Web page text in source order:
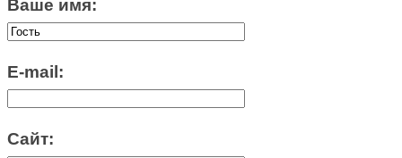
Ваше имя:
E-mail:
Сайт: